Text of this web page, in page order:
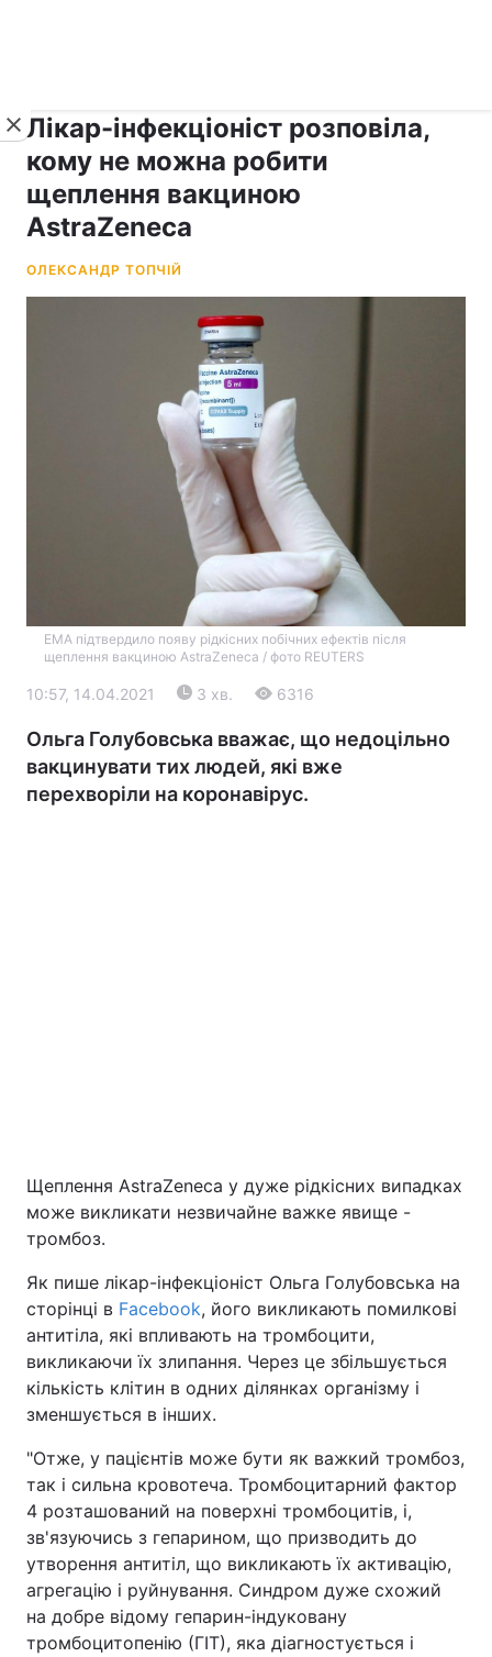
Україна Політика
Спорт Наука
Техно і зв'язок Лайт
Зброя Інциденти
Здоров'я Туризм
Відео з Youtube Статті
Інтерв'ю Думки
Архів Вакансії
Лікар-інфекціоніст розповіла,
кому не можна робити
щеплення вакциною
AstraZeneca
ОЛЕКСАНДР ТОПЧІЙ
EMA підтвердило появу рідкісних побічних ефектів після
щеплення вакциною AstraZeneca / фото REUTERS
10:57, 14.04.2021 3 хв. 6316
Ольга Голубовська вважає, що недоцільно
вакцинувати тих людей, які вже
перехворіли на коронавірус.
Щеплення AstraZeneca у дуже рідкісних випадках
може викликати незвичайне важке явище -
тромбоз.
Як пише лікар-інфекціоніст Ольга Голубовська на
сторінці в Facebook, його викликають помилкові
антитіла, які впливають на тромбоцити,
викликаючи їх злипання. Через це збільшується
кількість клітин в одних ділянках організму і
зменшується в інших.
"Отже, у пацієнтів може бути як важкий тромбоз,
так і сильна кровотеча. Тромбоцитарний фактор
4 розташований на поверхні тромбоцитів, і,
зв'язуючись з гепарином, що призводить до
утворення антитіл, що викликають їх активацію,
агрегацію і руйнування. Синдром дуже схожий
на добре відому гепарин-індуковану
тромбоцитопенію (ГІТ), яка діагностується і